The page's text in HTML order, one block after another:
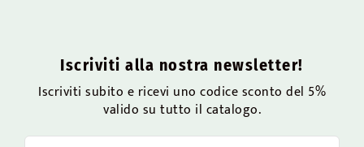
Iscriviti alla nostra newsletter!
Iscriviti subito e ricevi uno codice sconto del 5%
valido su tutto il catalogo.